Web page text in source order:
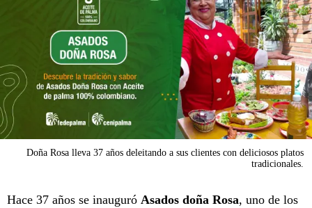
Doña Rosa lleva 37 años deleitando a sus clientes con deliciosos platos
tradicionales.
Hace 37 años se inauguró Asados doña Rosa, uno de los